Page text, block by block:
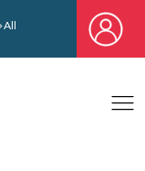
即享獨家迎新汽油優
All